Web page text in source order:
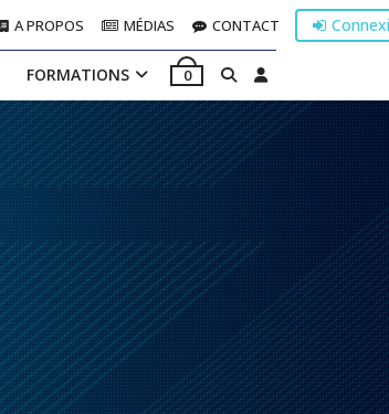
FORMATIONS 0
A PROPOS MÉDIAS CONTACT